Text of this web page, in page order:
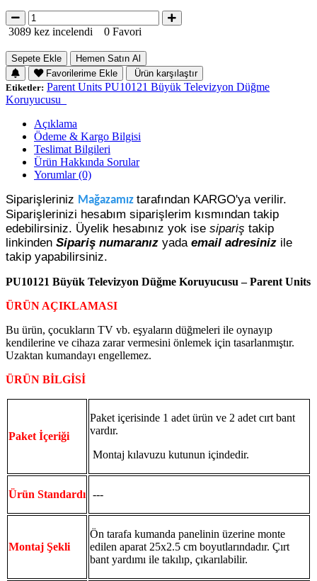
3089 kez incelendi 0 Favori
Sepete Ekle
Hemen Satın Al
Favorilerime Ekle
Ürün karşılaştır
Etiketler: Parent Units PU10121 Büyük Televizyon Düğme
Koruyucusu_
Açıklama
Ödeme & Kargo Bilgisi
Teslimat Bilgileri
Ürün Hakkında Sorular
Yorumlar (0)
Siparişleriniz Mağazamız tarafından KARGO'ya verilir.
Siparişlerinizi hesabım siparişlerim kısmından takip
edebilirsiniz. Üyelik hesabınız yok ise sipariş takip
linkinden Sipariş numaranız yada email adresiniz ile
takip yapabilirsiniz.
PU10121 Büyük Televizyon Düğme Koruyucusu – Parent Units
ÜRÜN AÇIKLAMASI
Bu ürün, çocukların TV vb. eşyaların düğmeleri ile oynayıp
kendilerine ve cihaza zarar vermesini önlemek için tasarlanmıştır.
Uzaktan kumandayı engellemez.
ÜRÜN BİLGİSİ
Paket İçeriği
Paket içerisinde 1 adet ürün ve 2 adet cırt bant
vardır.
Montaj kılavuzu kutunun içindedir.
Ürün Standardı ---
Montaj Şekli
Ön tarafa kumanda panelinin üzerine monte
edilen aparat 25x2.5 cm boyutlarındadır. Çırt
bant yardımı ile takılıp, çıkarılabilir.